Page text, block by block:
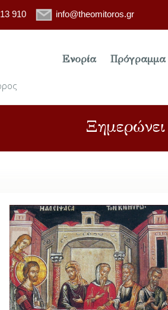
910 info@theomitoros.gr
Ενορία Πρόγραμμα